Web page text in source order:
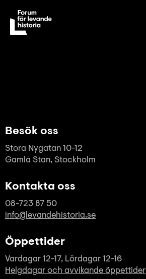
Besök oss
Stora Nygatan 10-12
Gamla Stan, Stockholm
Kontakta oss
08-723 87 50
info@levandehistoria.se
Öppettider
Vardagar 12-17, Lördagar 12-16
Helgdagar och avvikande öppettider